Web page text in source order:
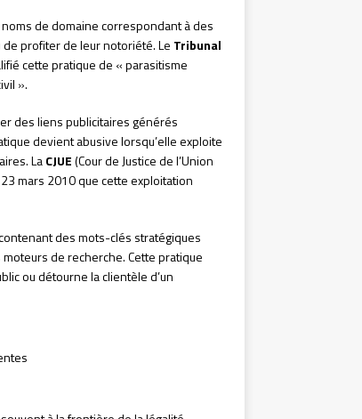
de domaine correspondant à des
profiter de leur notoriété. Le Tribunal
cette pratique de « parasitisme
».
des liens publicitaires générés
devient abusive lorsqu’elle exploite
LaCJUE(Cour de Justice de l’Union
mars 2010 que cette exploitation
des mots-clés stratégiques
de recherche. Cette pratique
ou détourne la clientèle d’un